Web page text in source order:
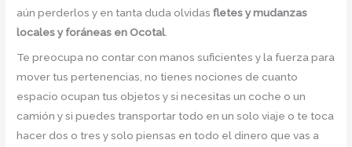
aún perderlos y en tanta duda olvidasfletes y mudanzas
locales y foráneas en Ocotal
Te preocupa no contar con manos suficientes y la fuerza para
mover tus pertenencias, no tienes nociones de cuanto
espacio ocupan tus objetos y si necesitas un coche o un
camión y si puedes transportar todo en un solo viaje o te toca
hacer dos o tres y solo piensas en todo el dinero que vas a